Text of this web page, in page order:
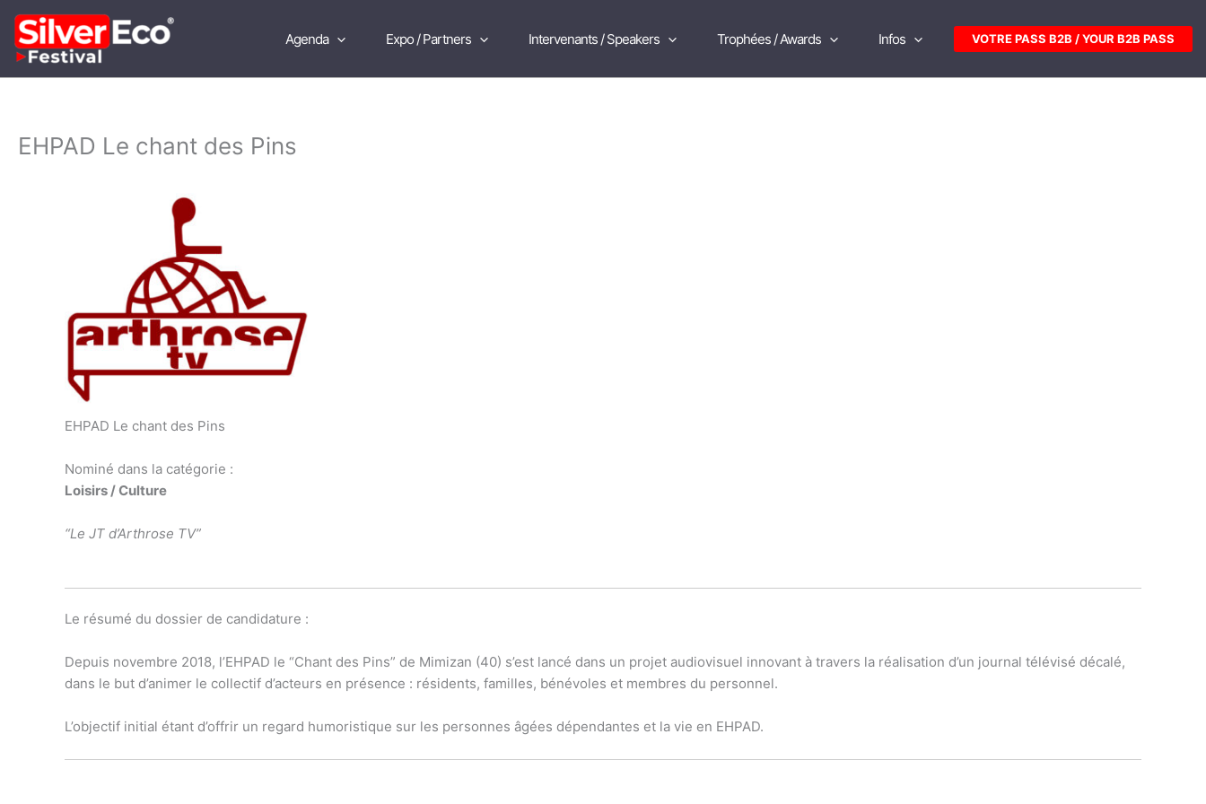
contenu
Agenda Expo / Partners Intervenants / Speakers Trophées / Awards Infos VOTRE PASS B2B / YOUR B2B PASS
EHPAD Le chant des Pins
EHPAD Le chant des Pins
Nominé dans la catégorie :
Loisirs / Culture
“Le JT d’Arthrose TV”
Le résumé du dossier de candidature :
Depuis novembre 2018, l’EHPAD le “Chant des Pins” de Mimizan (40) s’est lancé dans un projet audiovisuel innovant à travers la réalisation d’un journal télévisé décalé,
dans le but d’animer le collectif d’acteurs en présence : résidents, familles, bénévoles et membres du personnel.
L’objectif initial étant d’offrir un regard humoristique sur les personnes âgées dépendantes et la vie en EHPAD.